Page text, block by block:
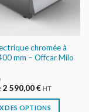
chromée à
mm – Offcar Milo
2 590,00€ HT
DES OPTIONS